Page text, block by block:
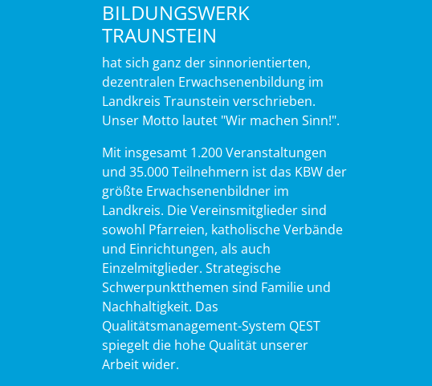
BILDUNGSWERK
TRAUNSTEIN
hat sich ganz der sinnorientierten,
dezentralen Erwachsenenbildung im
Landkreis Traunstein verschrieben.
Unser Motto lautet "Wir machen Sinn!".
Mit insgesamt 1.200 Veranstaltungen
und 35.000 Teilnehmern ist das KBW der
größte Erwachsenenbildner im
Landkreis. Die Vereinsmitglieder sind
sowohl Pfarreien, katholische Verbände
und Einrichtungen, als auch
Einzelmitglieder. Strategische
Schwerpunktthemen sind Familie und
Nachhaltigkeit. Das
Qualitätsmanagement-System QEST
spiegelt die hohe Qualität unserer
Arbeit wider.